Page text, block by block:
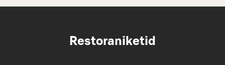
Restoraniketid